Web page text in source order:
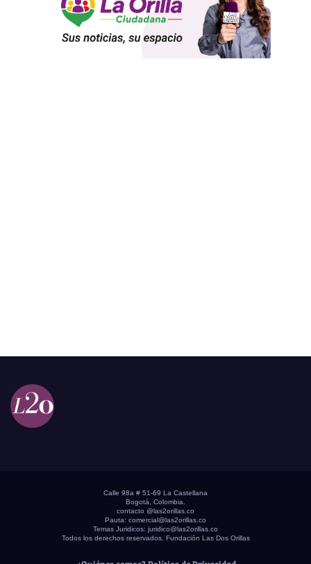
Calle 98a # 51-69 La Castellana
Bogotá, Colombia.
contacto @las2orillas.co
Pauta: comercial@las2orillas.co
Temas Juridicos: juridico@las2orillas.co
Todos los derechos reservados. Fundación Las Dos Orillas